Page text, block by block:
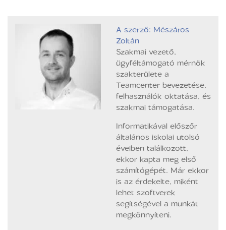
A szerző: Mészáros
Zoltán
Szakmai vezető,
ügyféltámogató mérnök
szakterülete a
Teamcenter bevezetése,
felhasználók oktatása, és
szakmai támogatása.
Informatikával előszőr
általános iskolai utolsó
éveiben találkozott,
ekkor kapta meg első
számítógépét. Már ekkor
is az érdekelte, miként
lehet szoftverek
segítségével a munkát
megkönnyíteni.